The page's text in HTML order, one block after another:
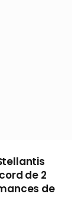
de 2
de